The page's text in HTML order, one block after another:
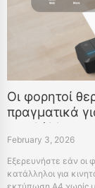
Οι φορητοί
πραγματικά
περιβάλλοντα;
February 3, 2026
Εξερευνήστε εάν οι
κατάλληλοι για